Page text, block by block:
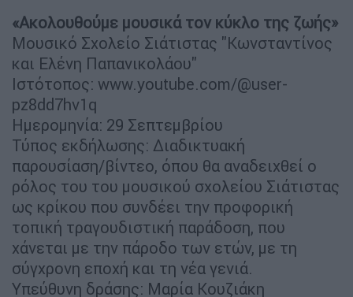
«Ακολουθούμε μουσικά τον κύκλο της ζωής»
Μουσικό Σχολείο Σιάτιστας "Κωνσταντίνος
και Ελένη Παπανικολάου"
Ιστότοπος: www.youtube.com/@user-
pz8dd7hv1q
Ημερομηνία: 29 Σεπτεμβρίου
Τύπος εκδήλωσης: Διαδικτυακή
παρουσίαση/βίντεο, όπου θα αναδειχθεί ο
ρόλος του του μουσικού σχολείου Σιάτιστας
ως κρίκου που συνδέει την προφορική
τοπική τραγουδιστική παράδοση, που
χάνεται με την πάροδο των ετών, με τη
σύγχρονη εποχή και τη νέα γενιά.
Υπεύθυνη δράσης: Μαρία Κουζιάκη